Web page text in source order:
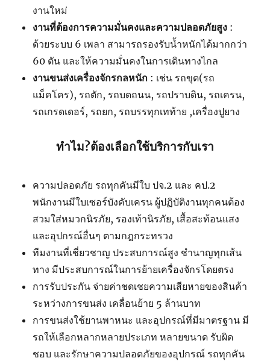
งานใหม่
งานที่ต้องการความมั่นคงและความปลอดภัยสูง :
ด้วยระบบ 6 เพลา สามารถรองรับน้ำหนักได้มากกว่า
60 ตัน และให้ความมั่นคงในการเดินทางไกล
งานขนส่งเครื่องจักรกลหนัก : เช่น รถขุด(รถ
แม็คโคร), รถตัก, รถบดถนน, รถปราบดิน, รถเครน,
รถเกรดเดอร์, รถยก, รถบรรทุกเทท้าย ,เครื่องปูยาง
ทำไม?ต้องเลือกใช้บริการกับเรา
ความปลอดภัย รถทุกคันมีใบ ปจ.2 และ คป.2
พนักงานมีใบเซอร์บังคับเครน ผู้ปฏิบัติงานทุกคนต้อง
สวมใส่หมวกนิรภัย, รองเท้านิรภัย, เสื้อสะท้อนแสง
และอุปกรณ์อื่นๆ ตามกฎกระทรวง
ทีมงานที่เชี่ยวชาญ ประสบการณ์สูง ชำนาญทุกเส้น
ทาง มีประสบการณ์ในการย้ายเครื่องจักรโดยตรง
การรับประกัน จ่ายค่าชดเชยความเสียหายของสินค้า
ระหว่างการขนส่ง เคลื่อนย้าย 5 ล้านบาท
การขนส่งใช้ยานพาหนะ และอุปกรณ์ที่มีมาตรฐาน มี
รถให้เลือกหลากหลายประเภท หลายขนาด รับผิด
ชอบ และรักษาความปลอดภัยของอุปกรณ์ รถทุกคัน